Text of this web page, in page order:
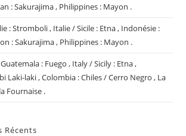
: Sakurajima , Philippines : Mayon .
: Stromboli , Italie / Sicile : Etna , Indonésie :
: Sakurajima , Philippines : Mayon .
: Fuego , Italy / Sicily : Etna ,
Laki-laki , Colombia : Chiles / Cerro Negro , La
Fournaise .
Récents